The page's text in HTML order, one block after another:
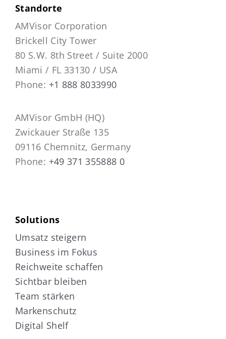
Standorte
AMVisor Corporation
Brickell City Tower
80 S.W. 8th Street / Suite 2000
Miami / FL 33130 / USA
Phone: +1 888 8033990
AMVisor GmbH (HQ)
Zwickauer Straße 135
09116 Chemnitz, Germany
Phone: +49 371 355888 0
Solutions
Umsatz steigern
Business im Fokus
Reichweite schaffen
Sichtbar bleiben
Team stärken
Markenschutz
Digital Shelf